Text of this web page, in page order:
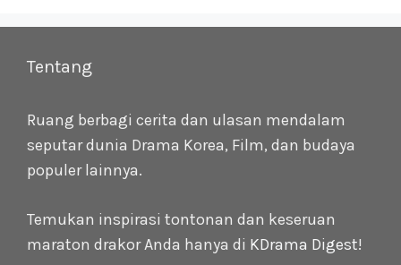
Tentang
Ruang berbagi cerita dan ulasan mendalam
seputar dunia Drama Korea, Film, dan budaya
populer lainnya.
Temukan inspirasi tontonan dan keseruan
maraton drakor Anda hanya di KDrama Digest!